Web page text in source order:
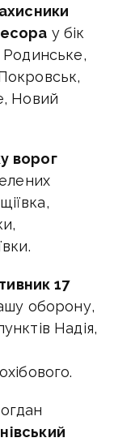
у бік
Родинське,
Новий
ворог
17
оборону,
Надія,